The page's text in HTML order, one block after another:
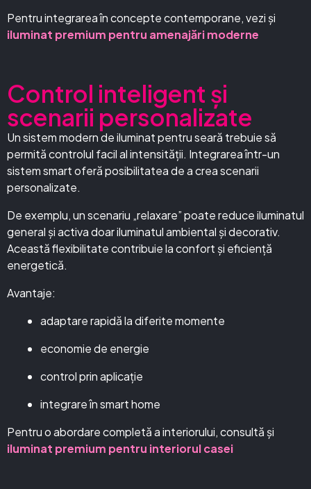
Pentru integrarea în concepte contemporane, vezi și
iluminat premium pentru amenajări moderne
Control inteligent și
scenarii personalizate
Un sistem modern de iluminat pentru seară trebuie să
permită controlul facil al intensității. Integrarea într-un
sistem smart oferă posibilitatea de a crea scenarii
personalizate.
De exemplu, un scenariu „relaxare” poate reduce iluminatul
general și activa doar iluminatul ambiental și decorativ.
Această flexibilitate contribuie la confort și eficiență
energetică.
Avantaje:
adaptare rapidă la diferite momente
economie de energie
control prin aplicație
integrare în smart home
Pentru o abordare completă a interiorului, consultă și
iluminat premium pentru interiorul casei